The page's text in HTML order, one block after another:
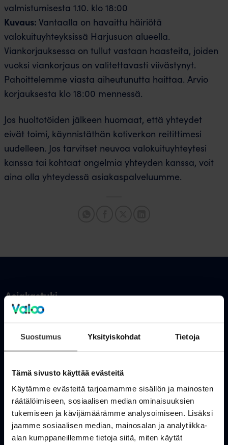
Suostumus Yksityiskohdat Tietoja
Tämä sivusto käyttää evästeitä
Käytämme evästeitä tarjoamamme sisällön ja mainosten
räätälöimiseen, sosiaalisen median ominaisuuksien
tukemiseen ja kävijämäärämme analysoimiseen. Lisäksi
jaamme sosiaalisen median, mainosalan ja analytiikka-
alan kumppaneillemme tietoja siitä, miten käytät
valmistumisesta 1.10. klo 18:00
Kuvaus: Vantaalla on havaittu häiriötä
valokuituyhteyksissä Harjusuon alueella.
Viankorjauksessa on tullut vastaan haasteita, joiden
vuoksi viankorjaus on valitettavasti viivästynyt.
Pahoittelemme viasta aiheutunutta haittaa. Arvio
korjauksesta klo 18:00 mennessä.
Jos huoltotöiden jälkeen huomaat, että yhteydet
eivät toimi, käynnistäthän kotiverkon reitittimesi
uudelleen. Jos tarvitset neuvoa valokuituyhteytesi
kanssa tai kohtaat ongelmia yhteyden kanssa, voit
aina olla yhteydessä asiakaspalveluumme.
Asiakastuki
OmaValoo
Huolto- ja häiriötiedotteet
Valoo kokemuksia
In English